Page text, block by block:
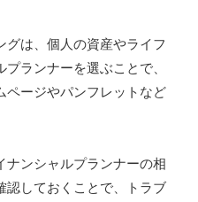
グは、個人の資産やライフ
ランナーを選ぶことで、
ページやパンフレットなど
ナンシャルプランナーの相
認しておくことで、トラブ